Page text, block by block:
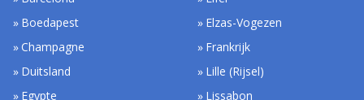
Boedapest
Champagne
Duitsland
Egypte
Elzas-Vogezen
Frankrijk
Lille (Rijsel)
Lissabon